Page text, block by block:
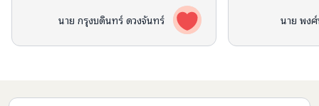
นาย กรุงบดินทร์ ดวงจันทร์ นาย พง